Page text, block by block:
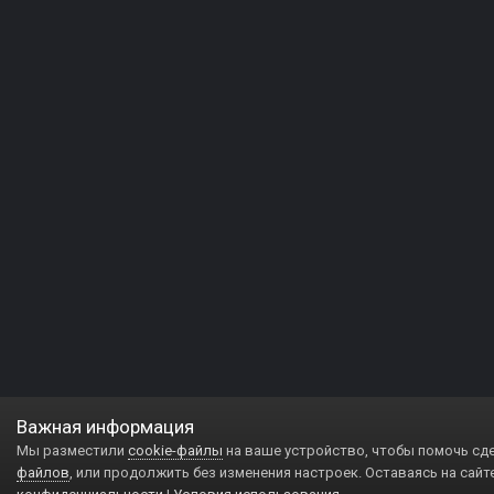
Важная информация
Мы разместили cookie-файлы на ваше устройство, чтобы помочь
файлов, или продолжить без изменения настроек. Оставаясь на